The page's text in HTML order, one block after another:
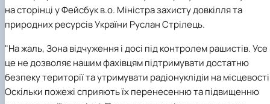
Іноземні мови
Працевлаштування
Їдальні та буфети
Студентські квитки
Центр вивчення мов
Психологічна підтримка
Інклюзивне середовище
Рада молодих вчених
Наукові школи
Стартап школа НУБіП України
Методичні рекомендації, пам'ятки
Форми документів
Патентно-ліцензійна діяльність
ЦКНО «Агропромисловий комплекс, лісове і
садово-паркове господарство, ветеринарна
медицина»
Обладнання НУБіП України
Біоетична комісія
Наукові видання
Досліднику та автору
Звіт про проведення НТЗ
Наукові журнали НУБіП України
Наукові журнали НУБіП України (English)
Пам'ятка про проведення науково-
заходів
Наука для бізнесу
Каталог наукових послуг
«SEB-2024»
«SEB-2025»
Наглядова рада
Рада роботодавців
2020»
Історія університету
Видатні випускники та працівники
Пам'яті захисників України
Почесні доктори і професори НУБіП України
Пресслужба
Університетський кур'єр
Вибори ректора
Доступ до публічної інформації
Державні закупівлі
Антикорупційні заходи
Уповноважена особа з питань запобігання
виявлення корупції
Положення про антикорупційного
уповноваженого НУБіП України
Гендерна радниця
Контактна інформація
на сторінці у Фейсбук в.о. Міністра захисту довкілля та
природних ресурсів України Руслан Стрілець.
"На жаль, Зона відчуження і досі під контролем рашистів. Усе
це не дозволяє нашим фахівцям підтримувати достатню
безпеку території та утримувати радіонуклідіи на
Оскільки пожежі сприяють їх перенесенню та підвищенню